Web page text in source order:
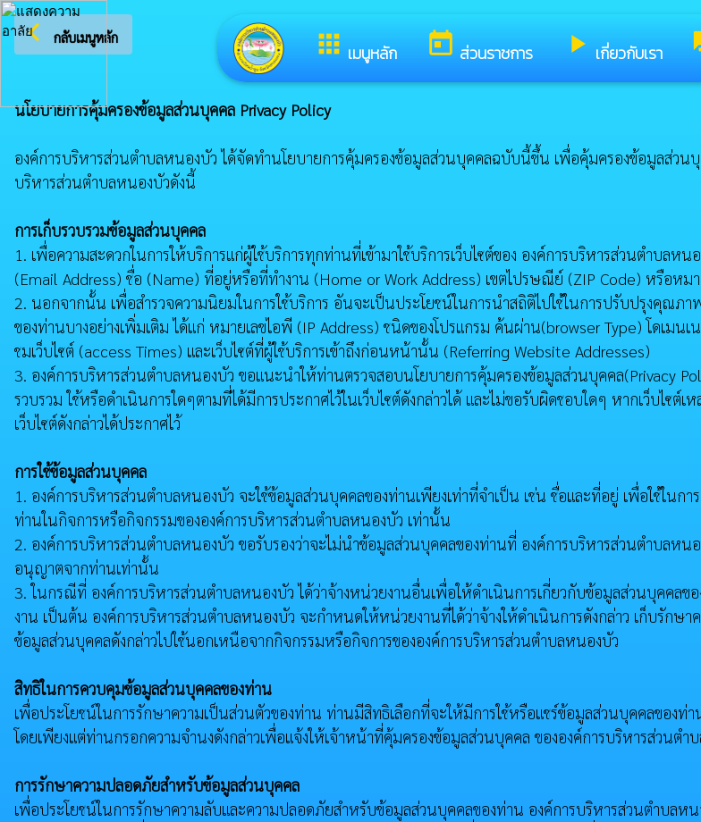
apps เมนูหลัก today ส่วนราชการ play_arrow เกี่ยวกับเรา
arrow_back_ios กลับเมนูหลัก ยินดีต้อนรับสู่เว็บไซต์ของ องค์การบริหารส่วนตำบลหนองบัว
นโยบายการคุ้มครองข้อมูลส่วนบุคคล Privacy Policy
องค์การบริหารส่วนตำบลหนองบัว ได้จัดทำนโยบายการคุ้มครองข้อมูลส่วนบุคคลฉบับนี้ขึ้น เพื่อคุ้มครองข้อมูลส่วน
บริหารส่วนตำบลหนองบัวดังนี้
การเก็บรวบรวมข้อมูลส่วนบุคคล
1. เพื่อความสะดวกในการให้บริการแก่ผู้ใช้บริการทุกท่านที่เข้ามาใช้บริการเว็บไซต์ของ องค์การบริหารส่วนตำบลห
(Email Address) ชื่อ (Name) ที่อยู่หรือที่ทำงาน (Home or Work Address) เขตไปรษณีย์ (ZIP Code) หรือหม
2. นอกจากนั้น เพื่อสำรวจความนิยมในการใช้บริการ อันจะเป็นประโยชน์ในการนำสถิติไปใช้ในการปรับปรุงคุณภ
ของท่านบางอย่างเพิ่มเติม ได้แก่ หมายเลขไอพี (IP Address) ชนิดของโปรแกรม ค้นผ่าน(browser Type) โดเม
ชมเว็บไซต์ (access Times) และเว็บไซต์ที่ผู้ใช้บริการเข้าถึงก่อนหน้านั้น (Referring Website Addresses)
3. องค์การบริหารส่วนตำบลหนองบัว ขอแนะนำให้ท่านตรวจสอบนโยบายการคุ้มครองข้อมูลส่วนบุคคล(Privacy
รวบรวม ใช้หรือดำเนินการใดๆตามที่ได้มีการประกาศไว้ในเว็บไซต์ดังกล่าวได้ และไม่ขอรับผิดชอบใดๆ หากเว็บไ
เว็บไซต์ดังกล่าวได้ประกาศไว้
การใช้ข้อมูลส่วนบุคคล
1. องค์การบริหารส่วนตำบลหนองบัว จะใช้ข้อมูลส่วนบุคคลของท่านเพียงเท่าที่จำเป็น เช่น ชื่อและที่อยู่ เพื่อใช้ใน
ท่านในกิจการหรือกิจกรรมขององค์การบริหารส่วนตำบลหนองบัว เท่านั้น
2. องค์การบริหารส่วนตำบลหนองบัว ขอรับรองว่าจะไม่นำข้อมูลส่วนบุคคลของท่านที่ องค์การบริหารส่วนตำบลหน
อนุญาตจากท่านเท่านั้น
3. ในกรณีที่ องค์การบริหารส่วนตำบลหนองบัว ได้ว่าจ้างหน่วยงานอื่นเพื่อให้ดำเนินการเกี่ยวกับข้อมูลส่วนบุคคล
งาน เป็นต้น องค์การบริหารส่วนตำบลหนองบัว จะกำหนดให้หน่วยงานที่ได้ว่าจ้างให้ดำเนินการดังกล่าว เก็บรัก
ข้อมูลส่วนบุคคลดังกล่าวไปใช้นอกเหนือจากกิจกรรมหรือกิจการขององค์การบริหารส่วนตำบลหนองบัว
สิทธิในการควบคุมข้อมูลส่วนบุคคลของท่าน
เพื่อประโยชน์ในการรักษาความเป็นส่วนตัวของท่าน ท่านมีสิทธิเลือกที่จะให้มีการใช้หรือแชร์ข้อมูลส่วนบุคคลของ
โดยเพียงแต่ท่านกรอกความจำนงดังกล่าวเพื่อแจ้งให้เจ้าหน้าที่คุ้มครองข้อมูลส่วนบุคคล ขององค์การบริหารส่วนตำ
การรักษาความปลอดภัยสำหรับข้อมูลส่วนบุคคล
เพื่อประโยชน์ในการรักษาความลับและความปลอดภัยสำหรับข้อมูลส่วนบุคคลของท่าน องค์การบริหารส่วนตำบล